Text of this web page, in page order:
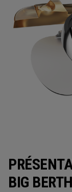
BIG